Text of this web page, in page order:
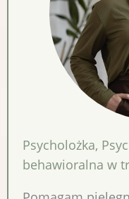
Psycholożka,
behawioralna w